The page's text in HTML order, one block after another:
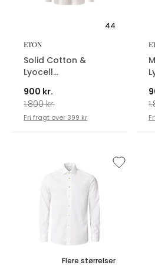
44
ETON
Solid Cotton &
Lyocell
Skjorte
900 kr.
1.800 kr.
Fri fragt over 399 kr
Flere størrelser